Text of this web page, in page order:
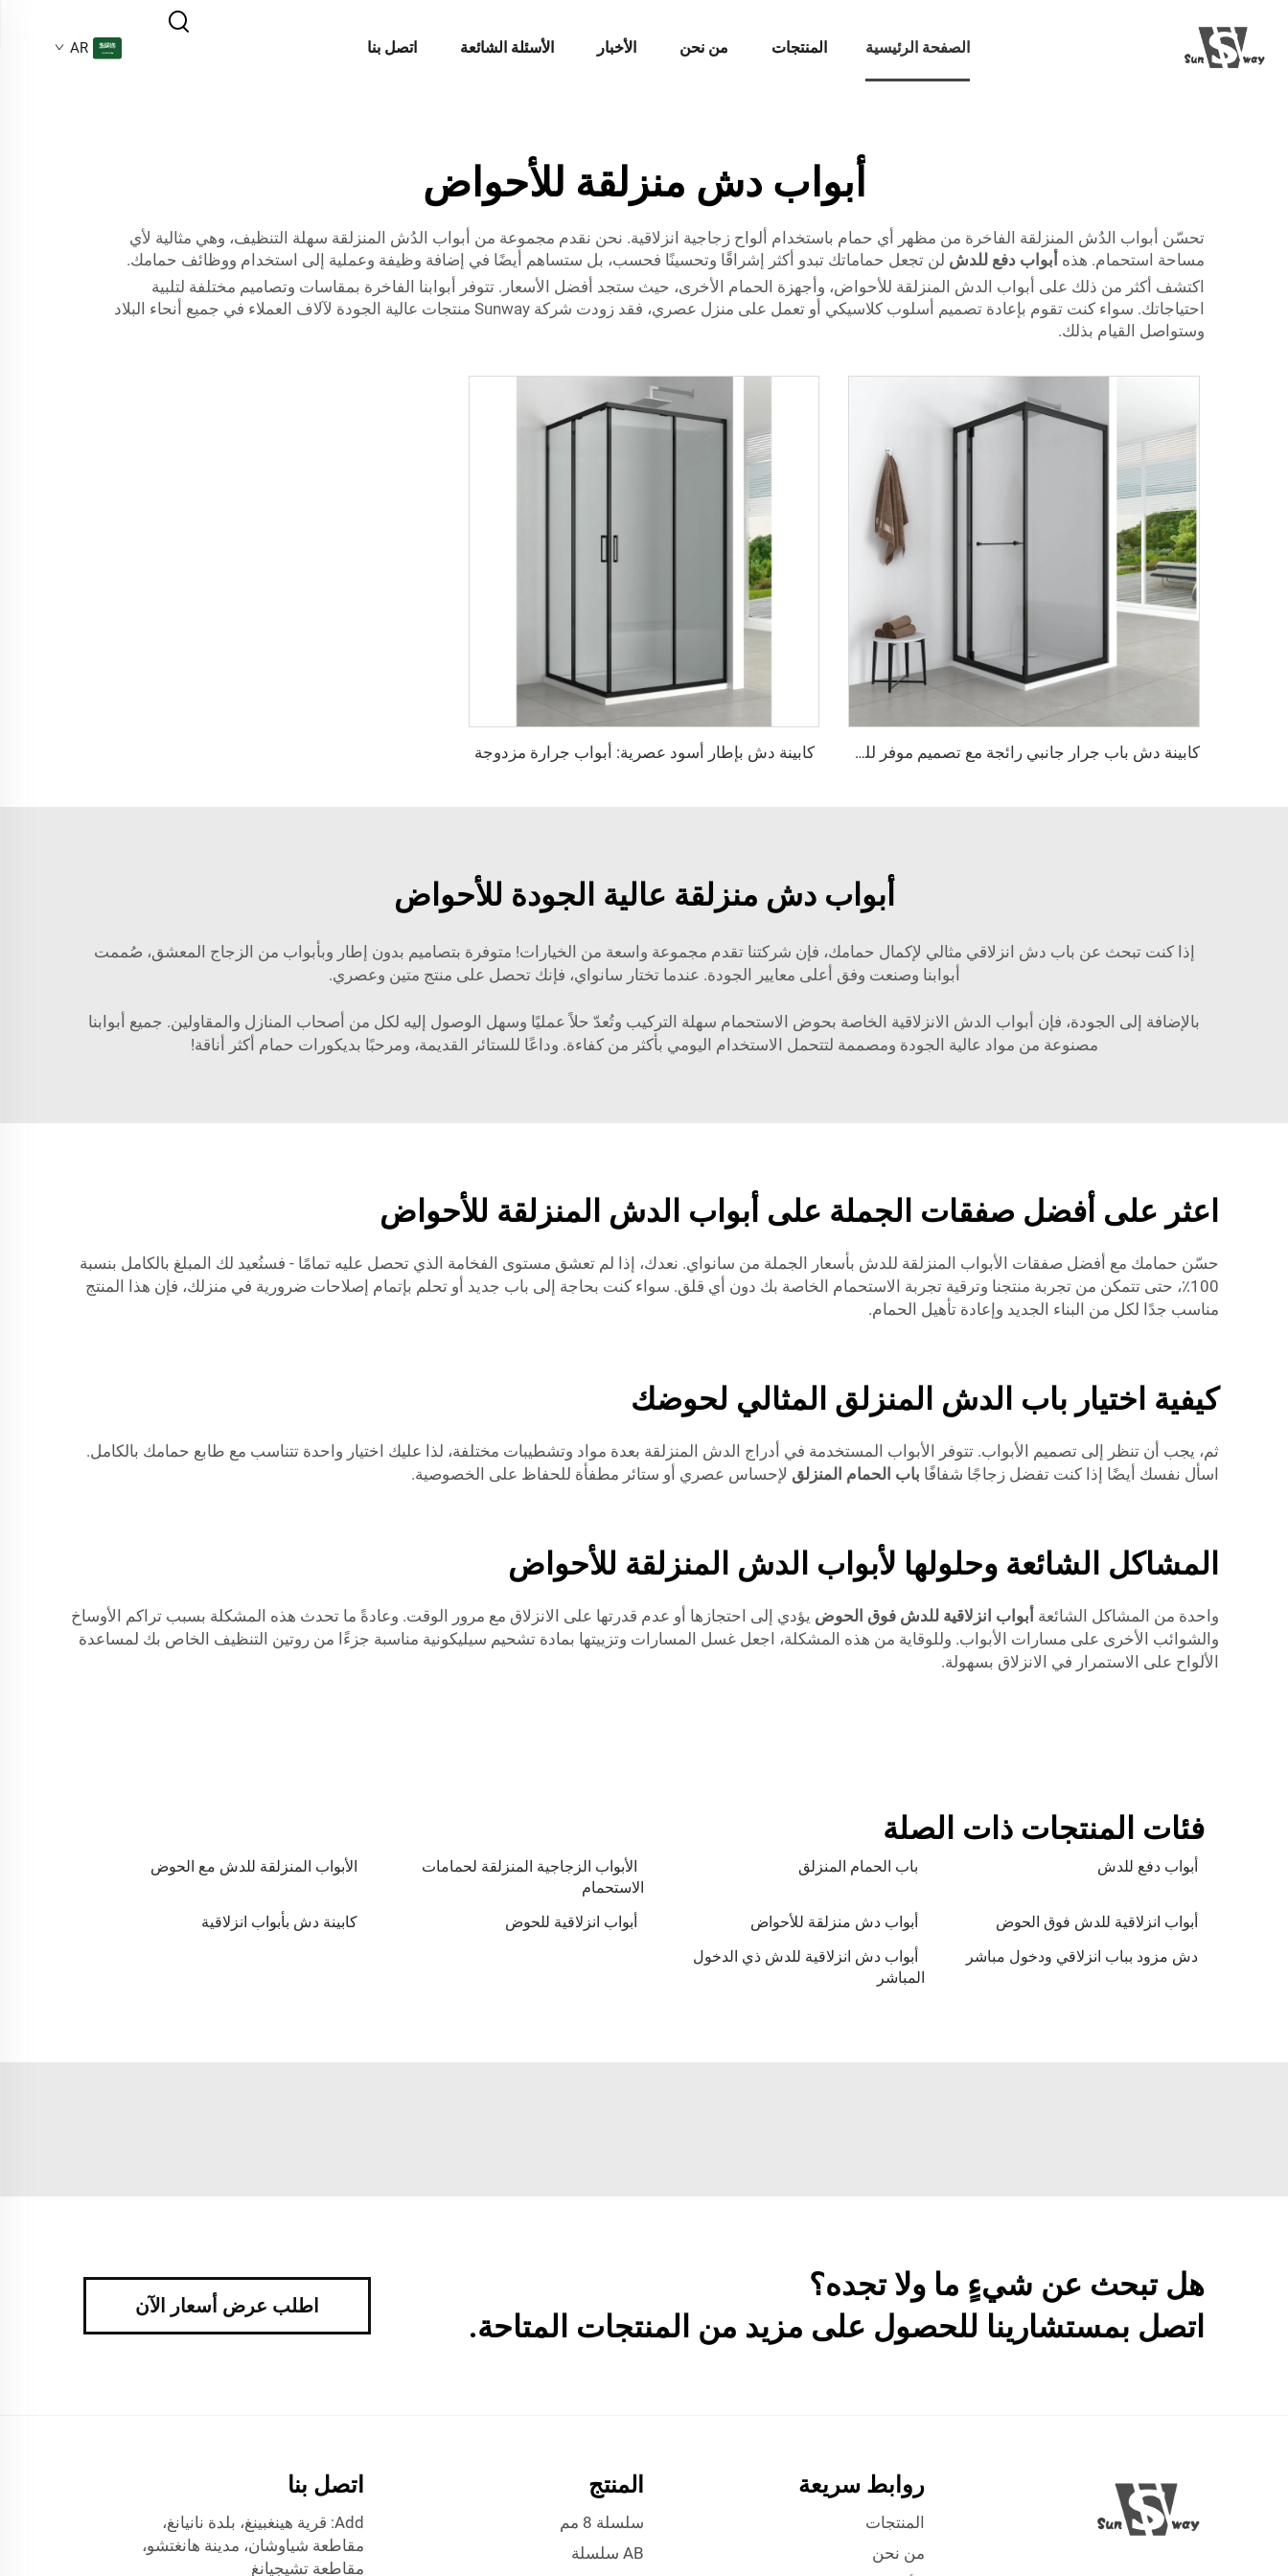
الصفحة الرئيسية المنتجات من نحن الأخبار الأسئلة الشائعة اتصل بنا AR
أبواب دش منزلقة للأحواض
تحسّن أبواب الدُش المنزلقة الفاخرة من مظهر أي حمام باستخدام ألواح زجاجية انزلاقية. نحن نقدم مجموعة من أبواب الدُش المنزلقة سهلة التنظيف، وهي مثالية لأي
مساحة استحمام. هذه أبواب دفع للدش لن تجعل حماماتك تبدو أكثر إشراقًا وتحسينًا فحسب، بل ستساهم أيضًا في إضافة وظيفة وعملية إلى استخدام ووظائف حمامك.
اكتشف أكثر من ذلك على أبواب الدش المنزلقة للأحواض، وأجهزة الحمام الأخرى، حيث ستجد أفضل الأسعار. تتوفر أبوابنا الفاخرة بمقاسات وتصاميم مختلفة لتلبية
احتياجاتك. سواء كنت تقوم بإعادة تصميم أسلوب كلاسيكي أو تعمل على منزل عصري، فقد زودت شركة Sunway منتجات عالية الجودة لآلاف العملاء في جميع أنحاء البلاد
وستواصل القيام بذلك.
كابينة دش باب جرار جانبي رائجة مع تصميم موفر للمساحة ومزودة بوظيفة الإغلاق اللطيف كابينة دش بإطار أسود عصرية: أبواب جرارة مزدوجة
أبواب دش منزلقة عالية الجودة للأحواض
إذا كنت تبحث عن باب دش انزلاقي مثالي لإكمال حمامك، فإن شركتنا تقدم مجموعة واسعة من الخيارات! متوفرة بتصاميم بدون إطار وبأبواب من الزجاج المعشق، صُممت
أبوابنا وصنعت وفق أعلى معايير الجودة. عندما تختار سانواي، فإنك تحصل على منتج متين وعصري.
بالإضافة إلى الجودة، فإن أبواب الدش الانزلاقية الخاصة بحوض الاستحمام سهلة التركيب وتُعدّ حلاً عمليًا وسهل الوصول إليه لكل من أصحاب المنازل والمقاولين. جميع أبوابنا
مصنوعة من مواد عالية الجودة ومصممة لتتحمل الاستخدام اليومي بأكثر من كفاءة. وداعًا للستائر القديمة، ومرحبًا بديكورات حمام أكثر أناقة!
اعثر على أفضل صفقات الجملة على أبواب الدش المنزلقة للأحواض
حسّن حمامك مع أفضل صفقات الأبواب المنزلقة للدش بأسعار الجملة من سانواي. نعدك، إذا لم تعشق مستوى الفخامة الذي تحصل عليه تمامًا - فسنُعيد لك المبلغ بالكامل بنسبة
100٪، حتى تتمكن من تجربة منتجنا وترقية تجربة الاستحمام الخاصة بك دون أي قلق. سواء كنت بحاجة إلى باب جديد أو تحلم بإتمام إصلاحات ضرورية في منزلك، فإن هذا المنتج
مناسب جدًا لكل من البناء الجديد وإعادة تأهيل الحمام.
كيفية اختيار باب الدش المنزلق المثالي لحوضك
ثم، يجب أن تنظر إلى تصميم الأبواب. تتوفر الأبواب المستخدمة في أدراج الدش المنزلقة بعدة مواد وتشطيبات مختلفة، لذا عليك اختيار واحدة تتناسب مع طابع حمامك بالكامل.
اسأل نفسك أيضًا إذا كنت تفضل زجاجًا شفافًا باب الحمام المنزلق لإحساس عصري أو ستائر مطفأة للحفاظ على الخصوصية.
المشاكل الشائعة وحلولها لأبواب الدش المنزلقة للأحواض
واحدة من المشاكل الشائعة أبواب انزلاقية للدش فوق الحوض يؤدي إلى احتجازها أو عدم قدرتها على الانزلاق مع مرور الوقت. وعادةً ما تحدث هذه المشكلة بسبب تراكم الأوساخ
والشوائب الأخرى على مسارات الأبواب. وللوقاية من هذه المشكلة، اجعل غسل المسارات وتزييتها بمادة تشحيم سيليكونية مناسبة جزءًا من روتين التنظيف الخاص بك لمساعدة
الألواح على الاستمرار في الانزلاق بسهولة.
فئات المنتجات ذات الصلة
أبواب دفع للدش باب الحمام المنزلق
الأبواب الزجاجية المنزلقة لحمامات
الاستحمام
الأبواب المنزلقة للدش مع الحوض
أبواب انزلاقية للدش فوق الحوض أبواب دش منزلقة للأحواض أبواب انزلاقية للحوض
كابينة دش بأبواب انزلاقية
دش مزود بباب انزلاقي ودخول مباشر
أبواب دش انزلاقية للدش ذي الدخول
المباشر
هل تبحث عن شيءٍ ما ولا تجده؟
اتصل بمستشارينا للحصول على مزيد من المنتجات المتاحة.
اطلب عرض أسعار الآن
روابط سريعة
المنتجات
من نحن
المنتج
سلسلة 8 مم
AB سلسلة
اتصل بنا
Add: قرية هينغبينغ، بلدة نانيانغ،
مقاطعة شياوشان، مدينة هانغتشو،
مقاطعة تشيجيانغ